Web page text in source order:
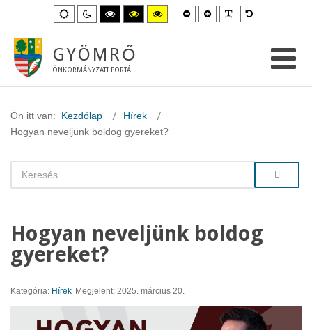
Alapértelmezett
mód
Éjszakai
mód
Magas
kontraszt
fekete-
mód.
Magas
kontraszt
fekete-
Magas
kontraszt
sárga-
Kisebb
betűméret
Nagyobb
betűméret
GYÖMRŐ
ÖNKORMÁNYZATI PORTÁL
Ön itt van: Kezdőlap
Hírek
Hogyan neveljünk boldog gyereket?
Hogyan neveljünk boldog
gyereket?
Kategória: Hírek Megjelent: 2025. március 20.